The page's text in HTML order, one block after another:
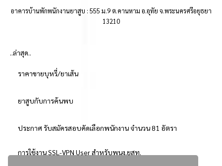
อาคารบ้านพักพนักงานยาสูบ : 555 ม.9 ต.คานหาม อ.อุทัย จ.พระนครศรีอยุธยา
13210
..ล่าสุด..
ราคาขายบุหรี่/ยาเส้น
ยาสูบกับการค้นพบ
ประกาศ รับสมัครสอบคัดเลือกพนักงาน จำนวน 81 อัตรา
การใช้งาน SSL-VPN User สำหรับพนง.ยสท.